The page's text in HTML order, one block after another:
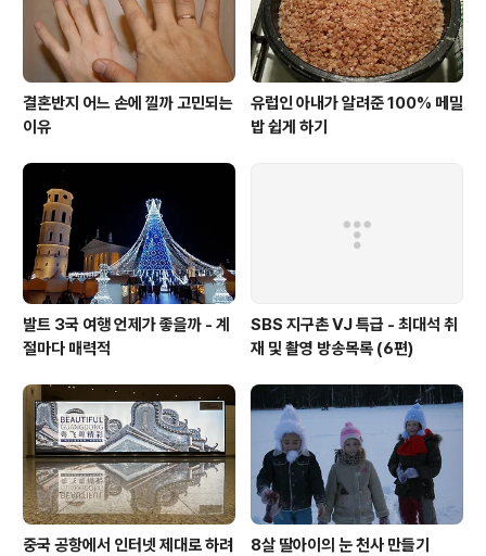
결혼반지 어느 손에 낄까 고민되는
이유
유럽인 아내가 알려준 100% 메밀
밥 쉽게 하기
발트 3국 여행 언제가 좋을까 - 계
절마다 매력적
SBS 지구촌 VJ 특급 - 최대석 취
재 및 촬영 방송목록 (6편)
중국 공항에서 인터넷 제대로 하려 8살 딸아이의 눈 천사 만들기